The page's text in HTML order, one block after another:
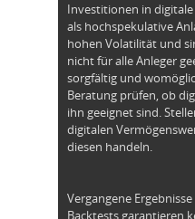
Investitionen in
als hochspekulative
hohen Volatilität und
nicht für alle Anleger
sorgfältig und
Beratung prüfen, ob
ihn geeignet sind.
digitalen
diesen handeln.
Vergangene
Backtests garantieren